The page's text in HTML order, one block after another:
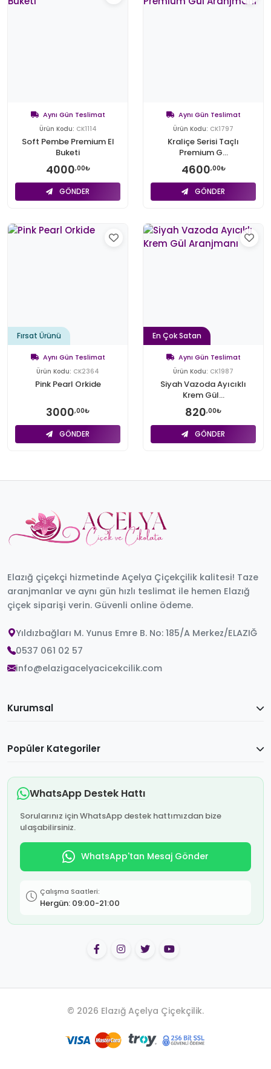
Aynı Gün Teslimat
Ürün Kodu: CK1114
Soft Pembe Premium El
Buketi
4000,00₺
GÖNDER
Aynı Gün Teslimat
Ürün Kodu: CK1797
Kraliçe Serisi Taçlı
Premium G...
4600,00₺
GÖNDER
Fırsat Ürünü
Aynı Gün Teslimat
Ürün Kodu: CK2364
Pink Pearl Orkide
3000,00₺
GÖNDER
En Çok Satan
Aynı Gün Teslimat
Ürün Kodu: CK1987
Siyah Vazoda Ayıcıklı
Krem Gül...
820,00₺
GÖNDER
Elazığ çiçekçi hizmetinde Açelya Çiçekçilik kalitesi! Taze
aranjmanlar ve aynı gün hızlı teslimat ile hemen Elazığ
çiçek siparişi verin. Güvenli online ödeme.
Yıldızbağları M. Yunus Emre B. No: 185/A Merkez/ELAZIĞ
0537 061 02 57
info@elazigacelyacicekcilik.com
Kurumsal
Popüler Kategoriler
WhatsApp Destek Hattı
Sorularınız için WhatsApp destek hattımızdan bize
ulaşabilirsiniz.
WhatsApp'tan Mesaj Gönder
Çalışma Saatleri:
Hergün: 09:00-21:00
© 2026 Elazığ Açelya Çiçekçilik.